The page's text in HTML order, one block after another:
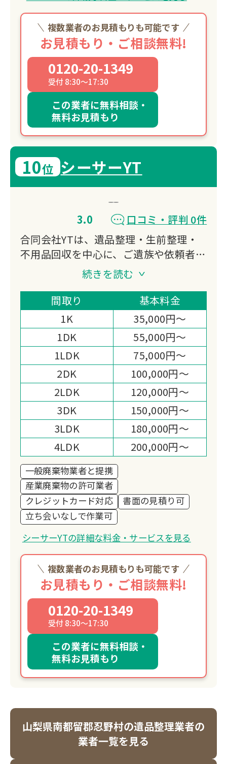
複数業者のお見積もりも可能です
お見積もり・ご相談無料!
0120-20-1349
受付 8:30～17:30
この業者に無料相談・
無料お見積もり
10位 シーサーYT
3.0
口コミ・評判 0件
合同会社YTは、遺品整理・生前整理・
不用品回収を中心に、ご遺族や依頼者の
心情に配慮したサービスを提供する整理
業者です。丁寧なヒアリングと迅速な対
応力で、大切な遺品の整理から処分まで
一貫してサポートいたします。
続きを読む
間取り
基本料金
1K
35,000円～
1DK
55,000円～
1LDK
75,000円～
2DK
100,000円～
2LDK
120,000円～
3DK
150,000円～
3LDK
180,000円～
4LDK
200,000円～
一般廃棄物業者と提携
産業廃棄物の許可業者
クレジットカード対応
書面の見積り可
立ち会いなしで作業可
シーサーYTの詳細な料金・サービスを見る
複数業者のお見積もりも可能です
お見積もり・ご相談無料!
0120-20-1349
受付 8:30～17:30
この業者に無料相談・
無料お見積もり
山梨県南都留郡忍野村の遺品整理業者の
業者一覧を見る